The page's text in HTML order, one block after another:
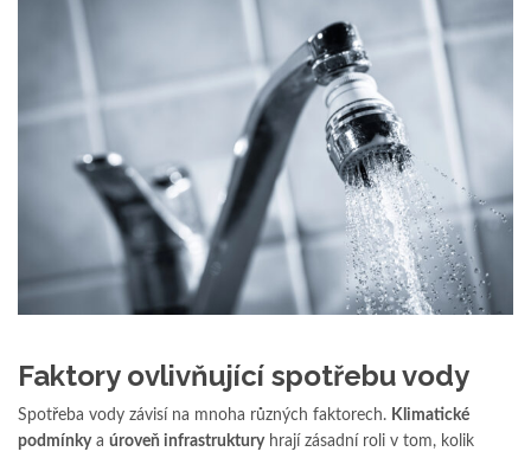
Faktory ovlivňující spotřebu vody
Spotřeba vody závisí na mnoha různých faktorech. Klimatické
podmínkya úroveň infrastrukturyhrají zásadní roli v tom, kolik